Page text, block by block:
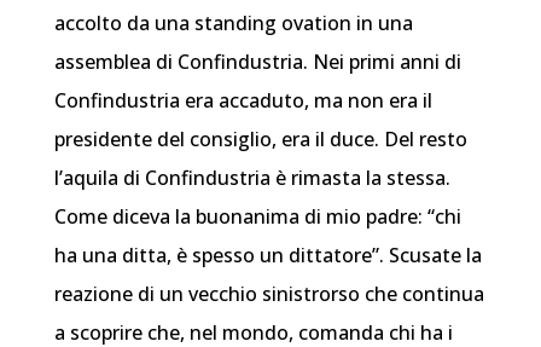
accolto da una standing ovation in una
assemblea di Confindustria. Nei primi anni di
Confindustria era accaduto, ma non era il
presidente del consiglio, era il duce. Del resto
l’aquila di Confindustria è rimasta la stessa.
Come diceva la buonanima di mio padre: “chi
ha una ditta, è spesso un dittatore”. Scusate la
reazione di un vecchio sinistrorso che continua
a scoprire che, nel mondo, comanda chi ha i